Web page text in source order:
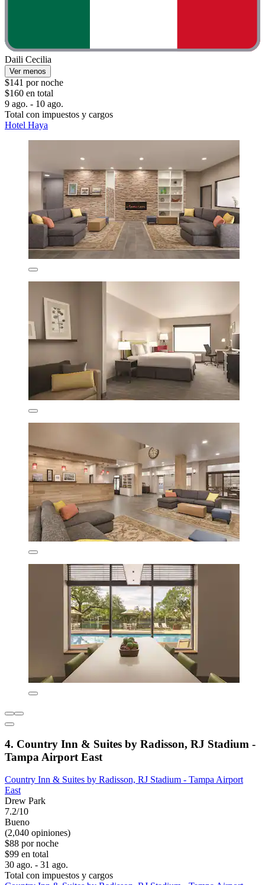
Daili Cecilia
Ver menos
$141 por noche
$160 en total
9 ago. - 10 ago.
Total con impuestos y cargos
Hotel Haya
4. Country Inn & Suites by Radisson, RJ Stadium -
Tampa Airport East
Country Inn & Suites by Radisson, RJ Stadium - Tampa Airport
East
Drew Park
7.2/10
Bueno
(2,040 opiniones)
$88 por noche
$99 en total
30 ago. - 31 ago.
Total con impuestos y cargos